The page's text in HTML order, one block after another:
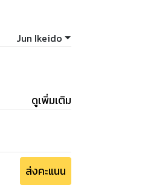
Jun Ikeido
ดูเพิ่มเติม
ส่งคะแนน